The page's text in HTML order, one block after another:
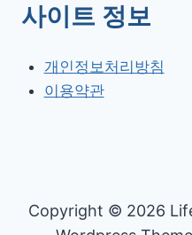
사이트 정보
개인정보처리방침
이용약관
Copyright © 2026